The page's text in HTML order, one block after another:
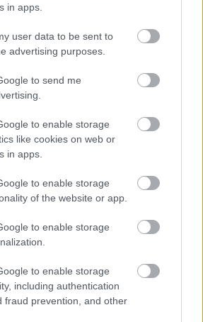
in apps.
user data to be sent to
advertising purposes.
to send me
to enable storage
like cookies on web or
in apps.
to enable storage
of the website or app.
to enable storage
to enable storage
including authentication
fraud prevention, and other
6.